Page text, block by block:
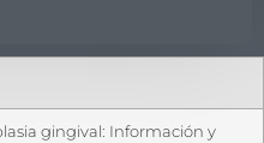
gingival: Información y